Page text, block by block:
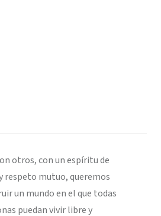
otros, con un espíritu de
respeto mutuo, queremos
un mundo en el que todas
puedan vivir libre y